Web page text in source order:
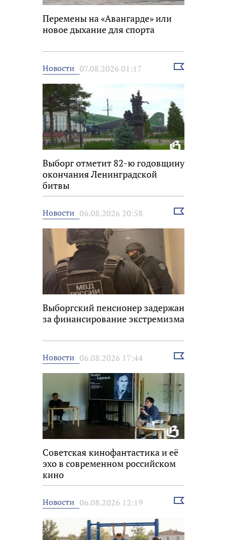
Перемены на «Авангарде» или
новое дыхание для спорта
Новости 07.08.2026 01:17
Выбрать
Выборг отметит 82-ю годовщину
окончания Ленинградской
битвы
Новости 06.08.2026 20:58
Выбрать
Выборгский пенсионер задержан
за финансирование экстремизма
Новости 06.08.2026 17:44
Выбрать
Советская кинофантастика и её
эхо в современном российском
кино
Новости 06.08.2026 12:19
Выбрать